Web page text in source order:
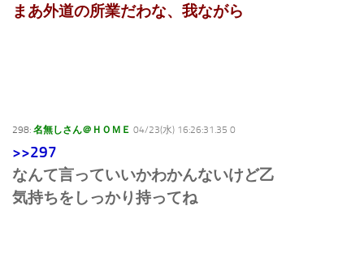
まあ外道の所業だわな、我ながら
298: 名無しさん＠ＨＯＭＥ 04/23(水) 16:26:31.35 0
>>297
なんて言っていいかわかんないけど乙
気持ちをしっかり持ってね